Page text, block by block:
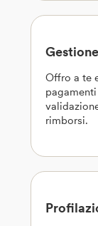
Offro a te
rimborsi.